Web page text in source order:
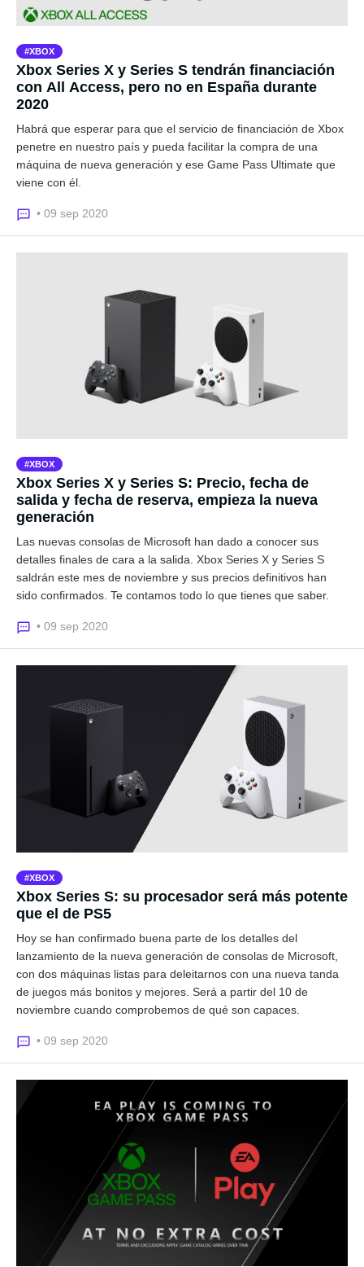
XBOX
Xbox Series X y Series S tendrán financiación
con All Access, pero no en España durante
2020
Habrá que esperar para que el servicio de financiación de Xbox
penetre en nuestro país y pueda facilitar la compra de una
máquina de nueva generación y ese Game Pass Ultimate que
viene con él.
• 09 sep 2020
XBOX
Xbox Series X y Series S: Precio, fecha de
salida y fecha de reserva, empieza la nueva
generación
Las nuevas consolas de Microsoft han dado a conocer sus
detalles finales de cara a la salida. Xbox Series X y Series S
saldrán este mes de noviembre y sus precios definitivos han
sido confirmados. Te contamos todo lo que tienes que saber.
• 09 sep 2020
XBOX
Xbox Series S: su procesador será más potente
que el de PS5
Hoy se han confirmado buena parte de los detalles del
lanzamiento de la nueva generación de consolas de Microsoft,
con dos máquinas listas para deleitarnos con una nueva tanda
de juegos más bonitos y mejores. Será a partir del 10 de
noviembre cuando comprobemos de qué son capaces.
• 09 sep 2020